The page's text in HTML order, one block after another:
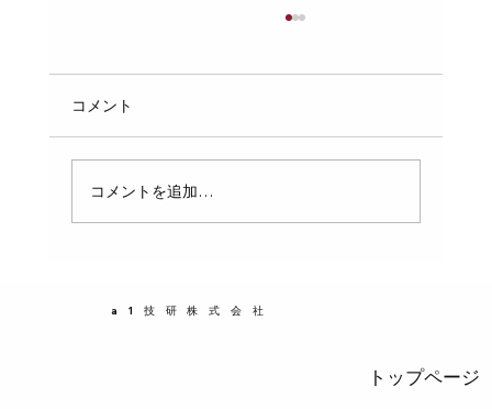
配管工事において、パイプの支持間隔（支持ピ
ッチ）は非常に重要なポイントです。適切な支
持間隔を守らなければ、パイプが自重や内部の
水の重さでたわみ、破損や漏水の原因になりま
供します。 支持間隔が重要な理由 パイプは自
コメント
コメントを追加…
a1技研株式会社
トップページ